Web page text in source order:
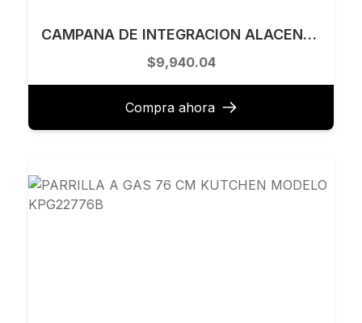
CAMPANA DE INTEGRACION ALACENA 85 CM TECNOLAM MODELO POTENZA85.AC
$9,940.04
Compra ahora